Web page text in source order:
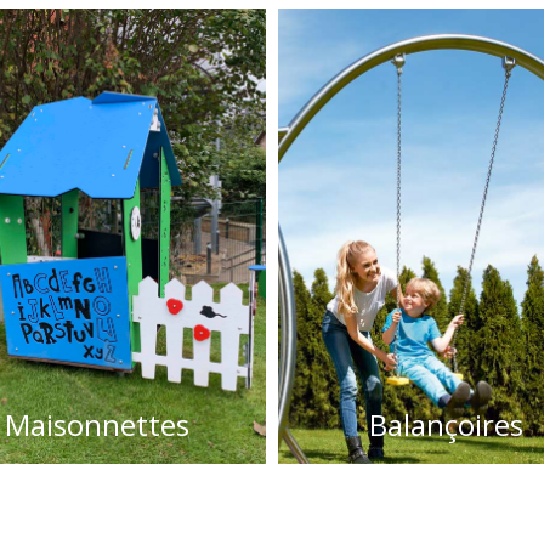
Maisonnettes Balançoires